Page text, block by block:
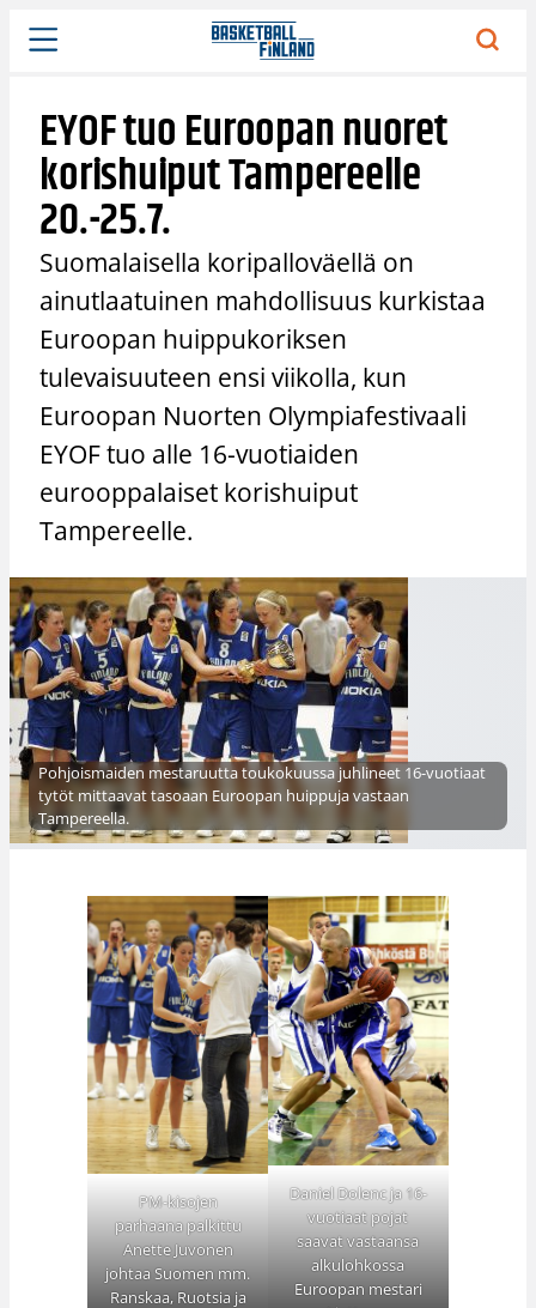
Siirry
sisältöön
EYOF tuo Euroopan nuoret
korishuiput Tampereelle
20.-25.7.
Suomalaisella koripalloväellä on
ainutlaatuinen mahdollisuus kurkistaa
Euroopan huippukoriksen
tulevaisuuteen ensi viikolla, kun
Euroopan Nuorten Olympiafestivaali
EYOF tuo alle 16-vuotiaiden
eurooppalaiset korishuiput
Tampereelle.
Pohjoismaiden mestaruutta toukokuussa juhlineet 16-vuotiaat
tytöt mittaavat tasoaan Euroopan huippuja vastaan
Tampereella.
PM-kisojen
parhaana palkittu
Anette Juvonen
johtaa Suomen mm.
Ranskaa, Ruotsia ja
Daniel Dolenc ja 16-
vuotiaat pojat
saavat vastaansa
alkulohkossa
Euroopan mestari